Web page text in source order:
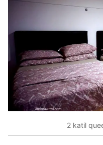
2 katil